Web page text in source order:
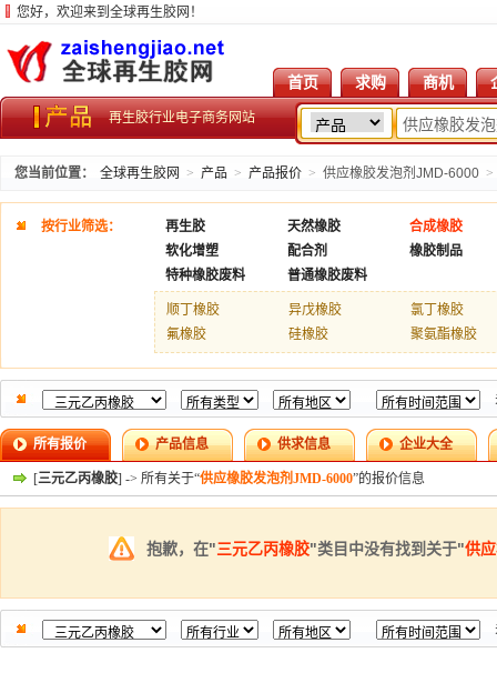
您好，欢迎来到全球再生胶网！
首页 求购 商机
再生胶行业电子商务网站
您当前位置： 全球再生胶网 > 产品 > 产品报价 > 供应橡胶发泡剂JMD-6000 >
按行业筛选： 再生胶 天然橡胶
合成橡胶
软化增塑
配合剂
橡胶制品
特种橡胶废料
普通橡胶废料
顺丁橡胶 异戊橡胶
氯丁橡胶
氟橡胶
硅橡胶 聚氨酯橡胶
所有报价 产品信息 供求信息 企业大全
[三元乙丙橡胶] -> 所有关于“供应橡胶发泡剂JMD-6000”的报价信息
抱歉，在"三元乙丙橡胶"类目中没有找到关于"供